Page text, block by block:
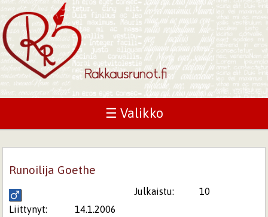
☰ Valikko
Runoilija Goethe
Julkaistu:
10
Liittynyt:
14.1.2006